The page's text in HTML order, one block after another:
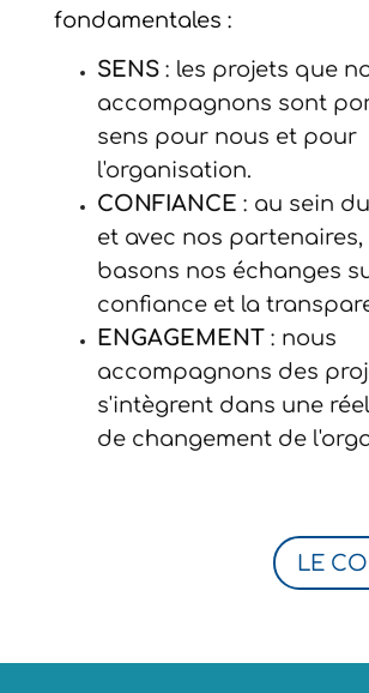
fondamentales :
SENS: les projets que
accompagnons sont
sens pour nous et pour
l'organisation.
CONFIANCE : au sein
et avec nos partenaires,
basons nos échanges
confiance et la
ENGAGEMENT: nous
accompagnons des
s'intègrent dans une
de changement de
LE